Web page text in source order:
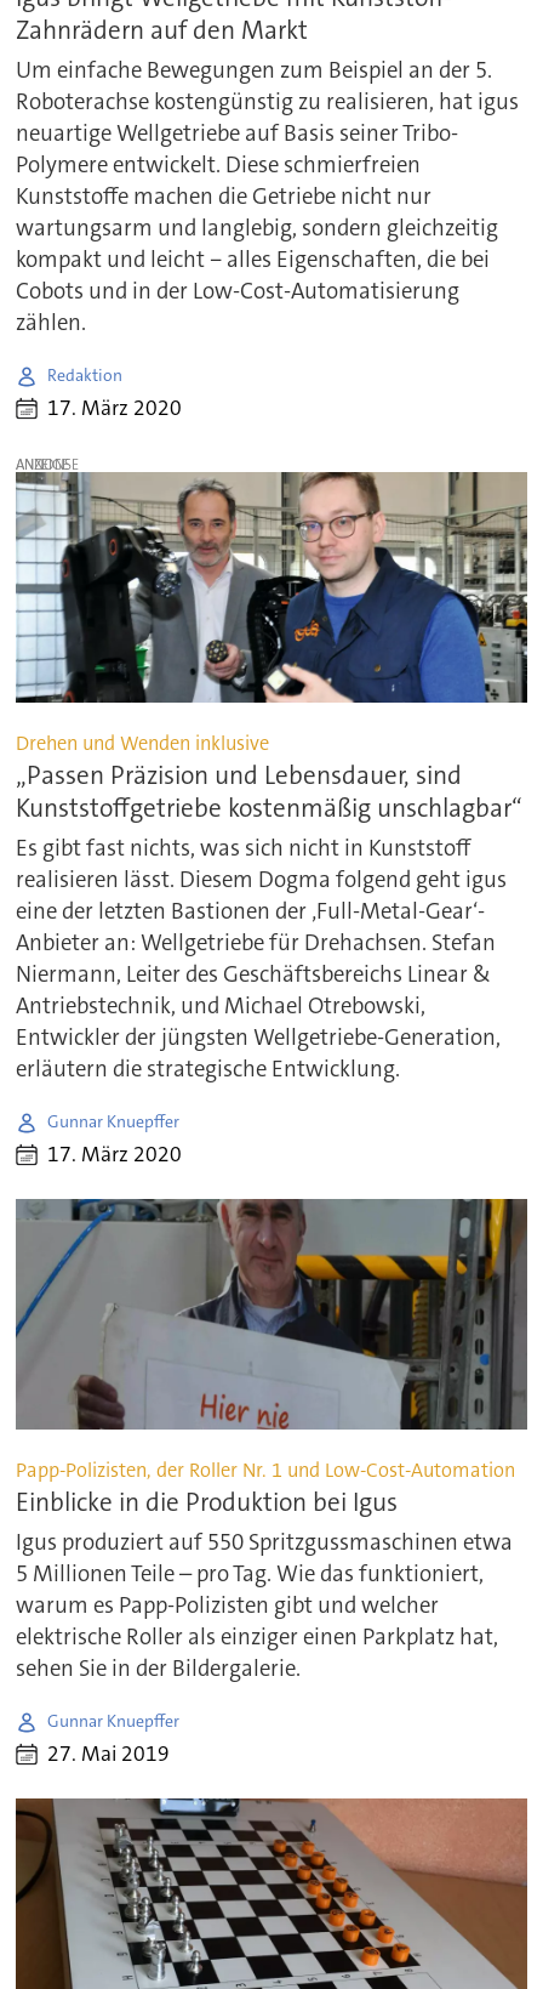
Zahnrädern auf den Markt
Um einfache Bewegungen zum Beispiel an der 5.
Roboterachse kostengünstig zu realisieren, hat igus
neuartige Wellgetriebe auf Basis seiner Tribo-
Polymere entwickelt. Diese schmierfreien
Kunststoffe machen die Getriebe nicht nur
wartungsarm und langlebig, sondern gleichzeitig
kompakt und leicht ‒ alles Eigenschaften, die bei
Cobots und in der Low-Cost-Automatisierung
zählen.
Redaktion
17. März 2020
ANZEIGE
Drehen und Wenden inklusive
„Passen Präzision und Lebensdauer, sind
Kunststoffgetriebe kostenmäßig unschlagbar“
Es gibt fast nichts, was sich nicht in Kunststoff
realisieren lässt. Diesem Dogma folgend geht igus
eine der letzten Bastionen der ‚Full-Metal-Gear‘-
Anbieter an: Wellgetriebe für Drehachsen. Stefan
Niermann, Leiter des Geschäftsbereichs Linear &
Antriebstechnik, und Michael Otrebowski,
Entwickler der jüngsten Wellgetriebe-Generation,
erläutern die strategische Entwicklung.
Gunnar Knuepffer
17. März 2020
Papp-Polizisten, der Roller Nr. 1 und Low-Cost-Automation
Einblicke in die Produktion bei Igus
Igus produziert auf 550 Spritzgussmaschinen etwa
5 Millionen Teile – pro Tag. Wie das funktioniert,
warum es Papp-Polizisten gibt und welcher
elektrische Roller als einziger einen Parkplatz hat,
sehen Sie in der Bildergalerie.
Gunnar Knuepffer
27. Mai 2019